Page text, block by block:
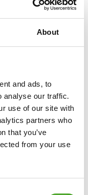
About
and ads, to
analyse our traffic.
use of our site with
partners who
that you’ve
from your use